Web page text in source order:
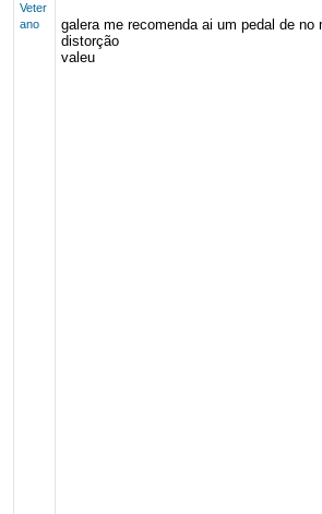
Veter
ano
galera me recomenda ai um pedal de no
distorção
valeu